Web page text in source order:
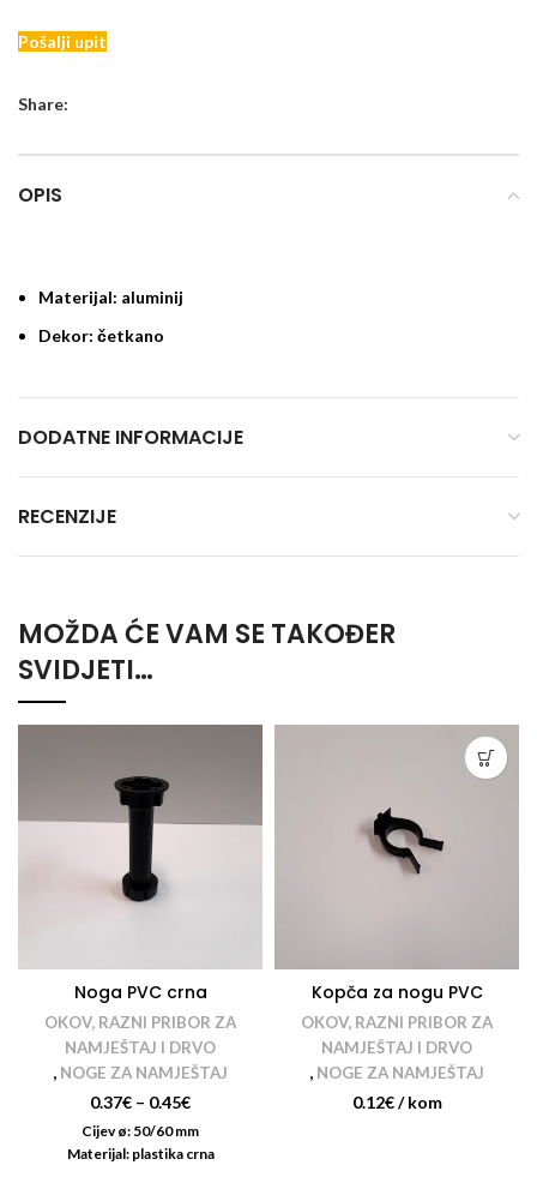
Pošalji upit
Share:
OPIS
Materijal: aluminij
Dekor: četkano
DODATNE INFORMACIJE
RECENZIJE
MOŽDA ĆE VAM SE TAKOĐER
SVIDJETI…
Noga PVC crna
OKOV, RAZNI PRIBOR ZA
NAMJEŠTAJ I DRVO
, NOGE ZA NAMJEŠTAJ
0.37€ – 0.45€
Cijev ø: 50/60 mm
Materijal: plastika crna
Kopča za nogu PVC
OKOV, RAZNI PRIBOR ZA
NAMJEŠTAJ I DRVO
, NOGE ZA NAMJEŠTAJ
0.12€/ kom